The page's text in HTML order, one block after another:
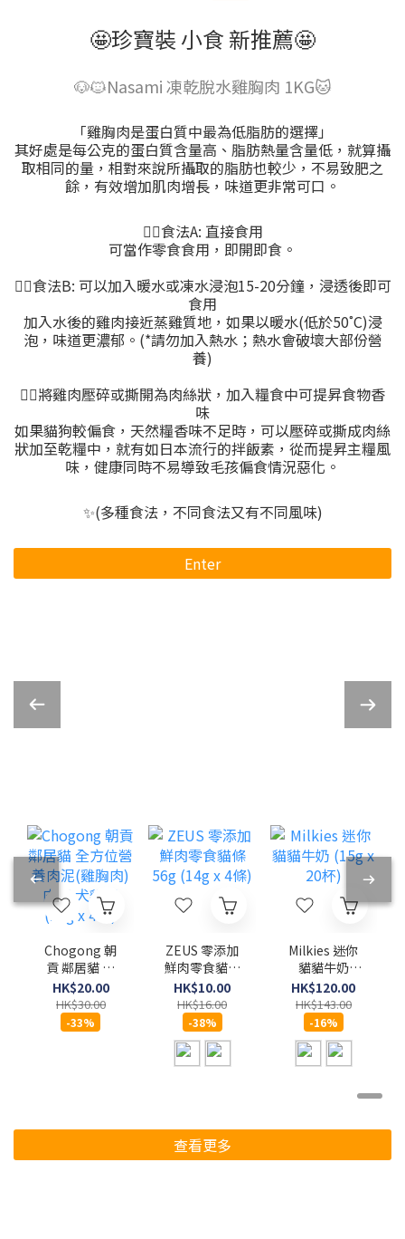
🤩珍寶裝 小食 新推薦🤩
🐶🐱Nasami 凍乾脫水雞胸肉 1KG🐱
「雞胸肉是蛋白質中最為低脂肪的選擇」
其好處是每公克的蛋白質含量高、脂肪熱量含量低，就算攝
取相同的量，相對來說所攝取的脂肪也較少，不易致肥之
餘，有效增加肌肉增長，味道更非常可口。
👍🏻食法A: 直接食用
可當作零食食用，即開即食。
👍🏻食法B: 可以加入暖水或凍水浸泡15-20分鐘，浸透後即可
食用
加入水後的雞肉接近蒸雞質地，如果以暖水(低於50˚C)浸
泡，味道更濃郁。(*請勿加入熱水；熱水會破壞大部份營
養)
👍🏻將雞肉壓碎或撕開為肉絲狀，加入糧食中可提昇食物香
味
如果貓狗較偏食，天然糧香味不足時，可以壓碎或撕成肉絲
狀加至乾糧中，就有如日本流行的拌飯素，從而提昇主糧風
味，健康同時不易導致毛孩偏食情況惡化。
✨(多種食法，不同食法又有不同風味)
Enter
Chogong 朝
貢 鄰居貓 全
方位營養肉泥
(雞胸肉)肉泥
犬貓用 (10g x
4條)
HK$20.00
HK$30.00
-33%
ZEUS 零添加
鮮肉零食貓條
56g (14g x 4
條)
HK$10.00
HK$16.00
-38%
Milkies 迷你
貓貓牛奶
(15g x 20杯)
HK$120.00
HK$143.00
-16%
查看更多